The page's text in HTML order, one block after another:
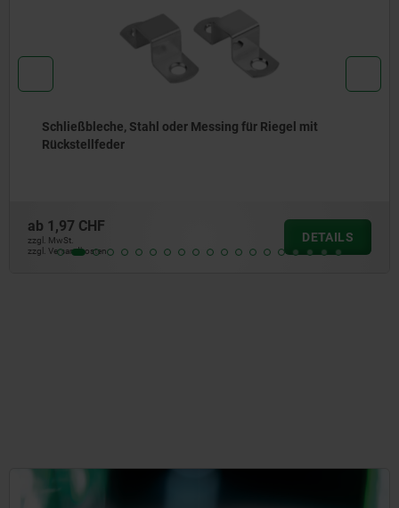
oder Messing für Riegel mit
7,68 CHF
zzgl. MwSt.
zzgl. Versandkosten